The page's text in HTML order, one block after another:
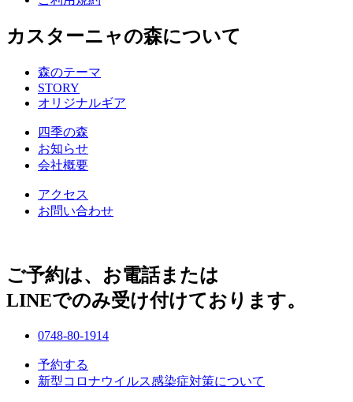
カスターニャの森について
森のテーマ
STORY
オリジナルギア
四季の森
お知らせ
会社概要
アクセス
お問い合わせ
ご予約は、お電話または
LINEでのみ受け付けております。
0748-80-1914
予約する
新型コロナウイルス感染症対策について